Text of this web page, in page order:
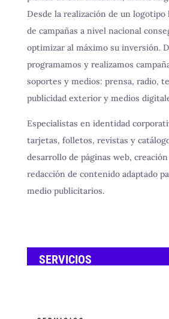
Desde la realización de un logotipo
de campañas a nivel nacional
optimizar al máximo su inversión.
programamos y realizamos
soportes y medios: prensa, radio,
publicidad exterior y medios
Especialistas en identidad
tarjetas, folletos, revistas y
desarrollo de páginas web,
redacción de contenido adaptado
medio publicitarios.
SERVICIOS